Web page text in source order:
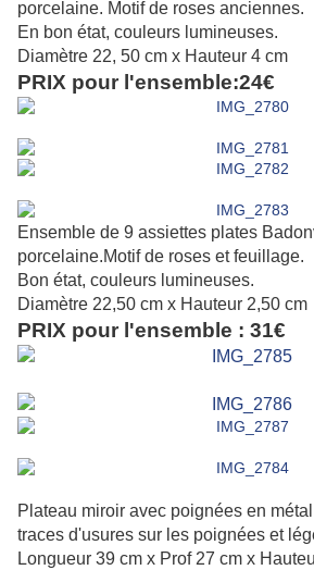
porcelaine. Motif de roses anciennes.
En bon état, couleurs lumineuses.
Diamètre 22, 50 cm x Hauteur 4 cm
PRIX pour l'ensemble:24€
Ensemble de 9 assiettes plates
porcelaine.Motif de roses et feuillage.
Bon état, couleurs lumineuses.
Diamètre 22,50 cm x Hauteur 2,50 cm
PRIX pour l'ensemble : 31€
Plateau miroir avec poignées en
traces d'usures sur les poignées et
Longueur 39 cm x Prof 27 cm x